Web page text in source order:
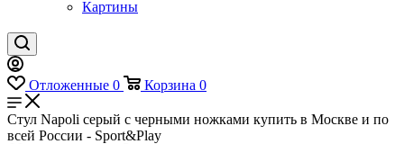
Картины
Отложенные 0 Корзина 0
Стул Napoli серый с черными ножками купить в Москве и по
всей России - Sport&Play